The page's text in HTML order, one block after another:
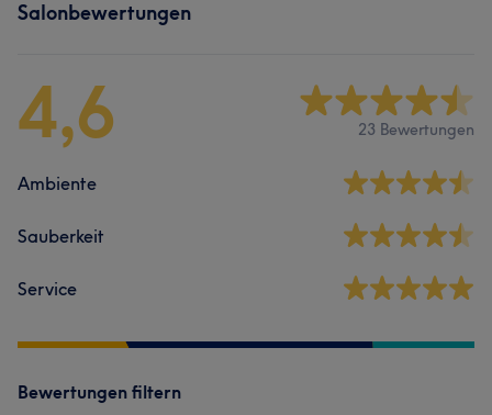
Salonbewertungen
4,6 23 Bewertungen
Ambiente
Sauberkeit
Service
Bewertungen filtern